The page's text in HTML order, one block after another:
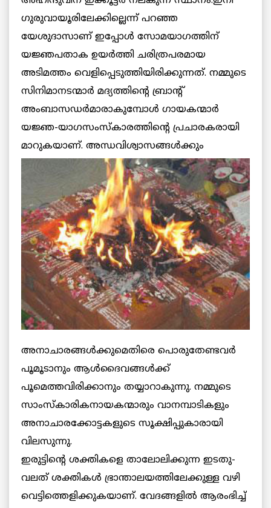
ഗുരുവായൂരിലേക്കില്ലെന്ന് പറഞ്ഞ
യേശുദാസാണ് ഇപ്പോള്‍ സോമയാഗത്തിന്
യജ്ഞപതാക ഉയര്‍ത്തി ചരിത്രപരമായ
അടിമത്തം വെളിപ്പെടുത്തിയിരിക്കുന്നത്. നമ്മുടെ
സിനിമാനടന്മാര്‍ മദ്യത്തിന്റെ ബ്രാന്റ്
അംബാസഡര്‍മാരാകുമ്പോള്‍ ഗായകന്മാര്‍
യജ്ഞ-യാഗസംസ്‌കാരത്തിന്റെ പ്രചാരകരായി
മാറുകയാണ്. അന്ധവിശ്വാസങ്ങള്‍ക്കും
അനാചാരങ്ങള്‍ക്കുമെതിരെ പൊരുതേണ്ടവര്‍
പൂമൂടാനും ആള്‍ദൈവങ്ങള്‍ക്ക്
പൂമെത്തവിരിക്കാനും തയ്യാറാകുന്നു. നമ്മുടെ
സാംസ്‌കാരികനായകന്മാരും വാനമ്പാടികളും
അനാചാരക്കോട്ടകളുടെ സൂക്ഷിപ്പുകാരായി
വിലസുന്നു.
ഇരുട്ടിന്റെ ശക്തികളെ താലോലിക്കുന്ന ഇടതു-
വലത് ശക്തികള്‍ ഭ്രാന്താലയത്തിലേക്കുള്ള വഴി
വെട്ടിത്തെളിക്കുകയാണ്. വേദങ്ങളില്‍ ആരംഭിച്ച്